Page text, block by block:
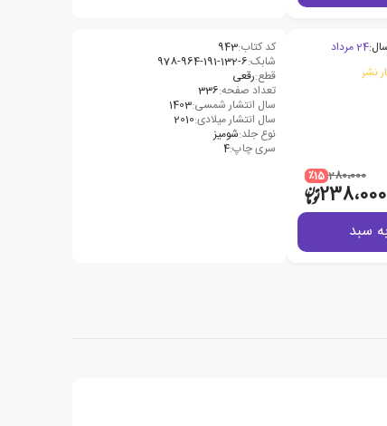
24 مرداد
نشر
280،000 ٪15
238،000
سبد
کد کتاب:943
شابک:978-964-191-132-6
قطع:رقعی
تعداد صفحه:336
سال انتشار شمسی:1403
سال انتشار میلادی:2010
نوع جلد:شومیز
سری چاپ:4